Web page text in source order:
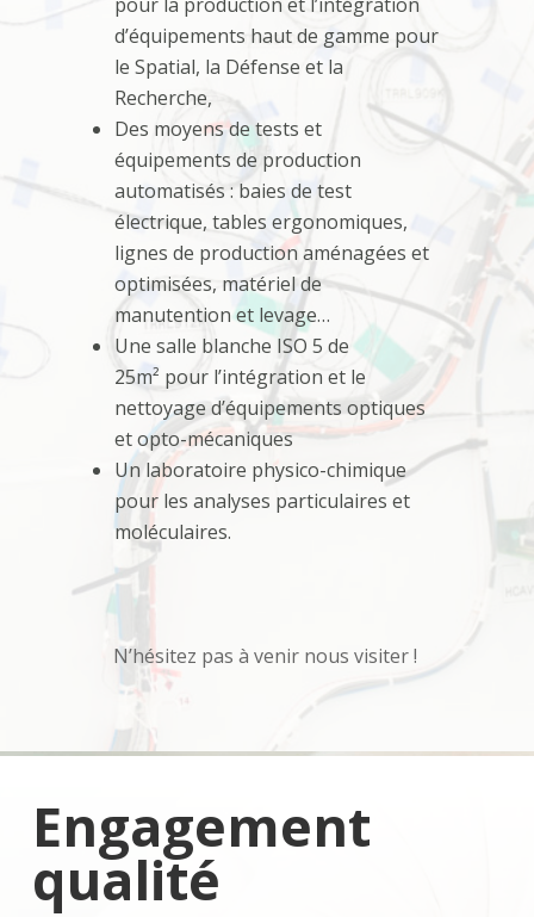
d’équipements haut de gamme pour
le Spatial, la Défense et la
Recherche,
Des moyens de tests et
équipements de production
automatisés : baies de test
électrique, tables ergonomiques,
lignes de production aménagées et
optimisées, matériel de
manutention et levage…
Une salle blanche ISO 5 de
25m² pour l’intégration et le
nettoyage d’équipements optiques
et opto-mécaniques
Un laboratoire physico-chimique
pour les analyses particulaires et
moléculaires.
N’hésitez pas à venir nous visiter !
Engagement
qualité